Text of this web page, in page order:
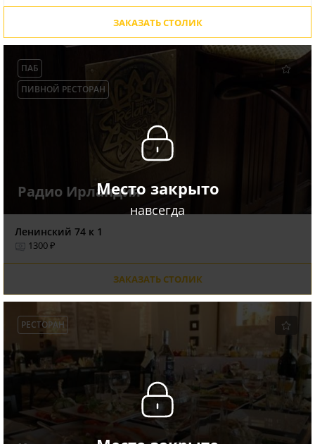
ЗАКАЗАТЬ СТОЛИК
Место закрыто
навсегда
ПАБ
ПИВНОЙ РЕСТОРАН
Радио Ирландия
Ленинский 74 к 1
1300 ₽
ЗАКАЗАТЬ СТОЛИК
РЕСТОРАН